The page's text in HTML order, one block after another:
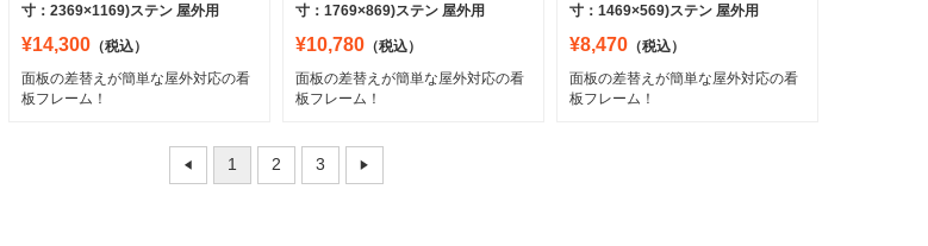
寸：2369×1169)ステン 屋外用
¥14,300 （税込）
面板の差替えが簡単な屋外対応の看
板フレーム！
寸：1769×869)ステン 屋外用
¥10,780 （税込）
面板の差替えが簡単な屋外対応の看
板フレーム！
寸：1469×569)ステン 屋外用
¥8,470 （税込）
面板の差替えが簡単な屋外対応の看
板フレーム！
1 2 3